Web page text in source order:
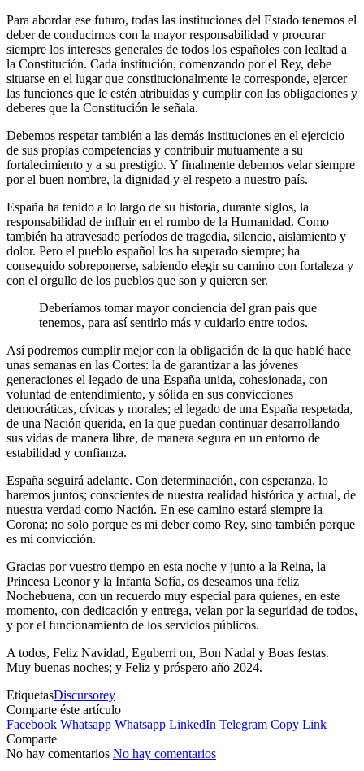
Para abordar ese futuro, todas las instituciones del Estado tenemos el
deber de conducirnos con la mayor responsabilidad y procurar
siempre los intereses generales de todos los españoles con lealtad a
la Constitución. Cada institución, comenzando por el Rey, debe
situarse en el lugar que constitucionalmente le corresponde, ejercer
las funciones que le estén atribuidas y cumplir con las obligaciones y
deberes que la Constitución le señala.
Debemos respetar también a las demás instituciones en el ejercicio
de sus propias competencias y contribuir mutuamente a su
fortalecimiento y a su prestigio. Y finalmente debemos velar siempre
por el buen nombre, la dignidad y el respeto a nuestro país.
España ha tenido a lo largo de su historia, durante siglos, la
responsabilidad de influir en el rumbo de la Humanidad. Como
también ha atravesado períodos de tragedia, silencio, aislamiento y
dolor. Pero el pueblo español los ha superado siempre; ha
conseguido sobreponerse, sabiendo elegir su camino con fortaleza y
con el orgullo de los pueblos que son y quieren ser.
Deberíamos tomar mayor conciencia del gran país que
tenemos, para así sentirlo más y cuidarlo entre todos.
Así podremos cumplir mejor con la obligación de la que hablé hace
unas semanas en las Cortes: la de garantizar a las jóvenes
generaciones el legado de una España unida, cohesionada, con
voluntad de entendimiento, y sólida en sus convicciones
democráticas, cívicas y morales; el legado de una España respetada,
de una Nación querida, en la que puedan continuar desarrollando
sus vidas de manera libre, de manera segura en un entorno de
estabilidad y confianza.
España seguirá adelante. Con determinación, con esperanza, lo
haremos juntos; conscientes de nuestra realidad histórica y actual, de
nuestra verdad como Nación. En ese camino estará siempre la
Corona; no solo porque es mi deber como Rey, sino también porque
es mi convicción.
Gracias por vuestro tiempo en esta noche y junto a la Reina, la
Princesa Leonor y la Infanta Sofía, os deseamos una feliz
Nochebuena, con un recuerdo muy especial para quienes, en este
momento, con dedicación y entrega, velan por la seguridad de todos,
y por el funcionamiento de los servicios públicos.
A todos, Feliz Navidad, Eguberri on, Bon Nadal y Boas festas.
Muy buenas noches; y Feliz y próspero año 2024.
EtiquetasDiscursorey
Comparte éste artículo
Facebook Whatsapp Whatsapp LinkedIn Telegram Copy Link
Comparte
No hay comentarios No hay comentarios